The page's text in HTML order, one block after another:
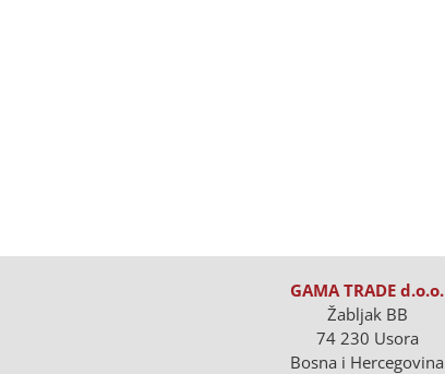
GAMA TRADE d.o.o.
Žabljak BB
74 230 Usora
Bosna i Hercegovina